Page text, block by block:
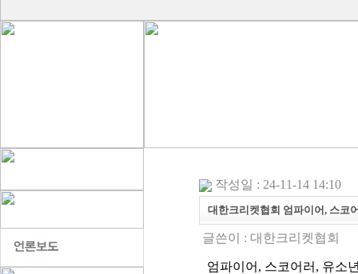
작성일 : 24-11-14 14:10
대한크리켓협회 엄파이어, 스코
글쓴이 : 대한크리켓협회
엄파이어 , 스코어러 , 유소